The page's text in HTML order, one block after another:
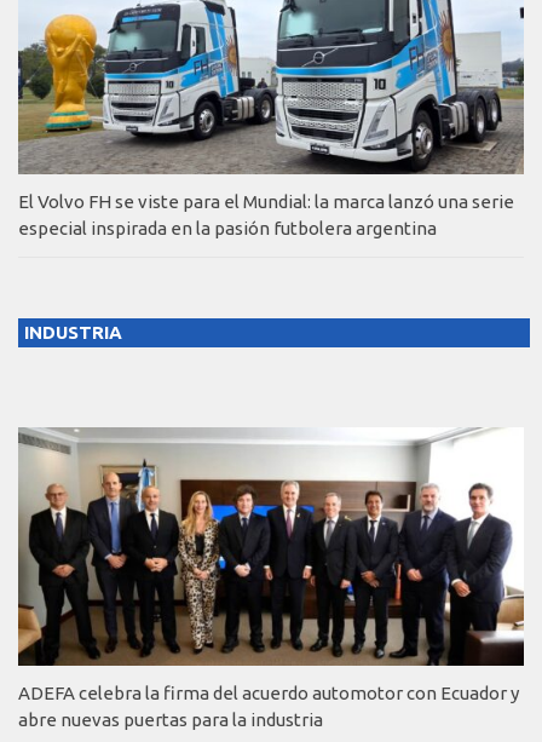
El Volvo FH se viste para el Mundial: la marca lanzó una serie
especial inspirada en la pasión futbolera argentina
INDUSTRIA
ADEFA celebra la firma del acuerdo automotor con Ecuador y
abre nuevas puertas para la industria